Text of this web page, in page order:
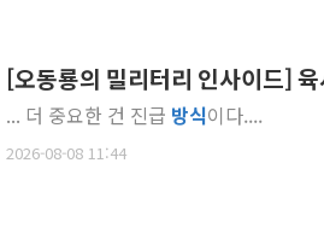
[오동룡의 밀리터리 인사이드]
... 더 중요한 건 진급 방식이다....
2026-08-08 11:44